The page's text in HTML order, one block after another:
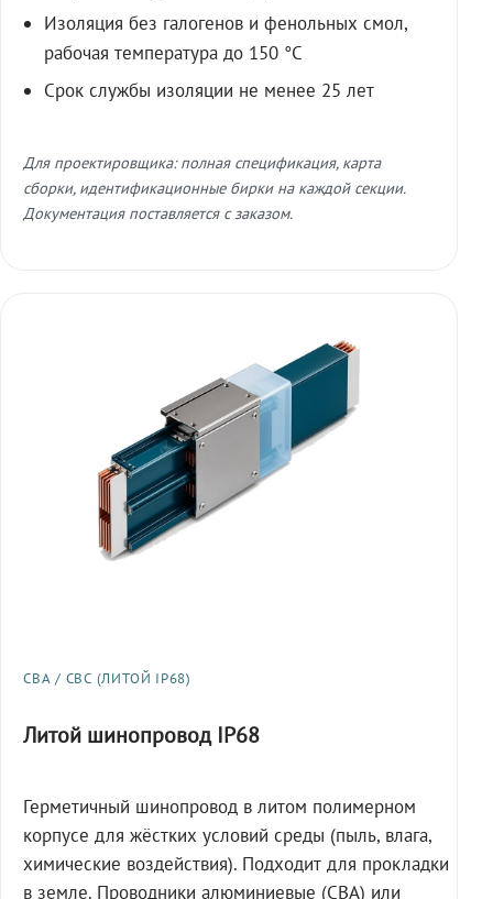
Изоляция без галогенов и фенольных смол,
рабочая температура до 150 °C
Срок службы изоляции не менее 25 лет
Для проектировщика: полная спецификация, карта
сборки, идентификационные бирки на каждой секции.
Документация поставляется с заказом.
СВА / СВС (ЛИТОЙ IP68)
Литой шинопровод IP68
Герметичный шинопровод в литом полимерном
корпусе для жёстких условий среды (пыль, влага,
химические воздействия). Подходит для прокладки
в земле. Проводники алюминиевые (СВА) или